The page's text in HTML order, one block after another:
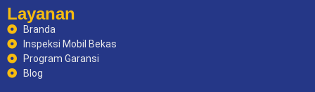
Layanan
Branda
Inspeksi Mobil Bekas
Program Garansi
Blog